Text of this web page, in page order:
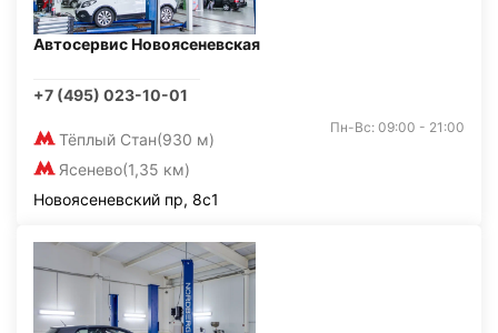
Автосервис Новоясеневская
+7 (495) 023-10-01
Тёплый Стан(930 м)
Ясенево(1,35 км)
Пн-Вс: 09:00 - 21:00
Новоясеневский пр, 8с1